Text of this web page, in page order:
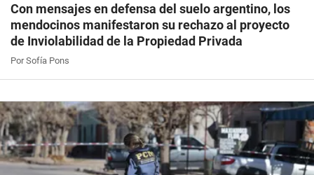
Con mensajes en defensa del suelo argentino, los
mendocinos manifestaron su rechazo al proyecto
de Inviolabilidad de la Propiedad Privada
Por Sofía Pons